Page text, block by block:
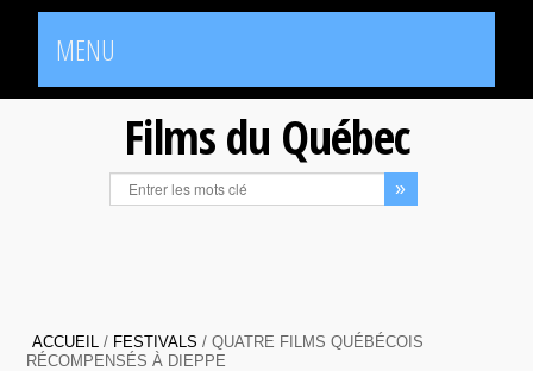
MENU
Films du Québec
ACCUEIL / FESTIVALS /QUATRE FILMS QUÉBÉCOIS
RÉCOMPENSÉS À DIEPPE